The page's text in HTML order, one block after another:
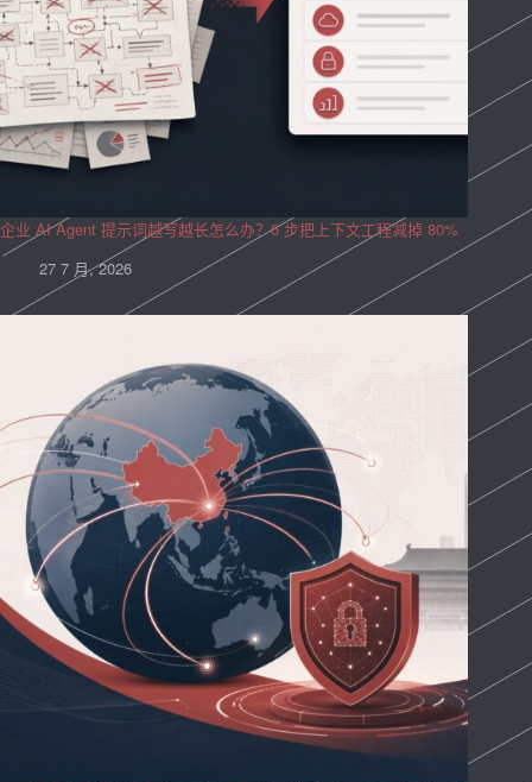
企业 AI Agent 提示词越写越长怎么办？6 步把上下文工程减掉 80%
27 7 月, 2026